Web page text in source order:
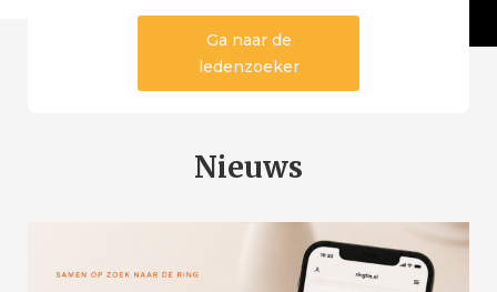
Ga naar de
ledenzoeker
Nieuws